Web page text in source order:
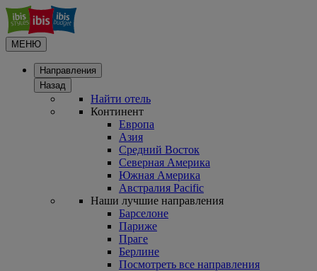
МЕНЮ
Направления
Назад
Найти отель
Континент
Европа
Азия
Средний Восток
Северная Америка
Южная Америка
Австралия Pacific
Наши лучшие направления
Барселоне
Париже
Праге
Берлине
Посмотреть все направления